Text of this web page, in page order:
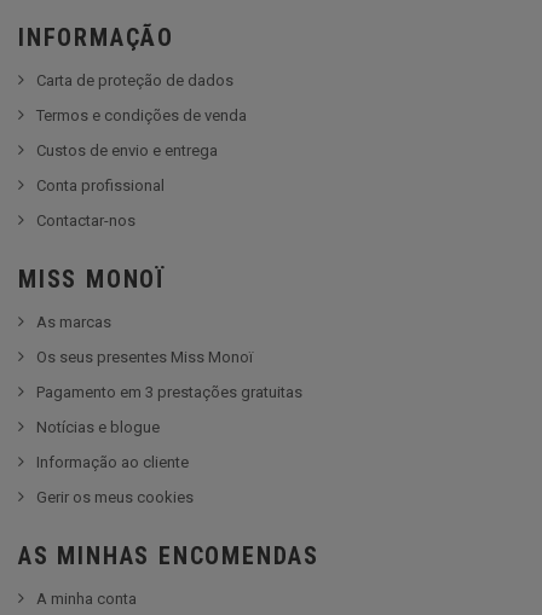
INFORMAÇÃO
Carta de proteção de dados
Termos e condições de venda
Custos de envio e entrega
Conta profissional
Contactar-nos
MISS MONOÏ
As marcas
Os seus presentes Miss Monoï
Pagamento em 3 prestações gratuitas
Notícias e blogue
Informação ao cliente
Gerir os meus cookies
AS MINHAS ENCOMENDAS
A minha conta